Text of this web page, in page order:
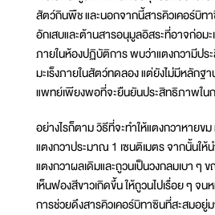
สัตว์กินพืช และนอกจากนี้สารคิวเคอร์บิท
อักเสบและต้านสารอนุมูลอิสระที่อาจก่อม
ภายในห้องปฏิบัติการ พบว่าแตงกวามีปร
มะเร็งภายในสัตว์ทดลอง แต่ยังไม่่มีหลักฐ
แพทย์เพียงพอที่จะยืนยันประสิทธิภาพในก
อย่างไรก็ตาม วิธีที่จะทำให้แตงกวาหายข
แตงกวาประมาณ 1 เซนติเมตร จากนั้นให้
แตงกวาผลเดิมและถูวนเป็นวงกลมเบา ๆ
เห็นฟองสีขาวเกิดขึ้น ให้ถูวนไปเรื่อย ๆ จ
การช่วยดึงสารคิวเคอร์บิทาซินที่สะสมอยู่